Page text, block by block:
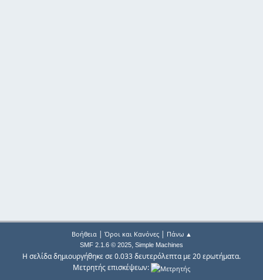
Βοήθεια| Όροι και Κανόνες| Πάνω ▲
SMF 2.1.6 © 2025, Simple Machines
Η σελίδα δημιουργήθηκε σε 0.033 δευτερόλεπτα με 20 ερωτήματα.
Μετρητής επισκέψεων: